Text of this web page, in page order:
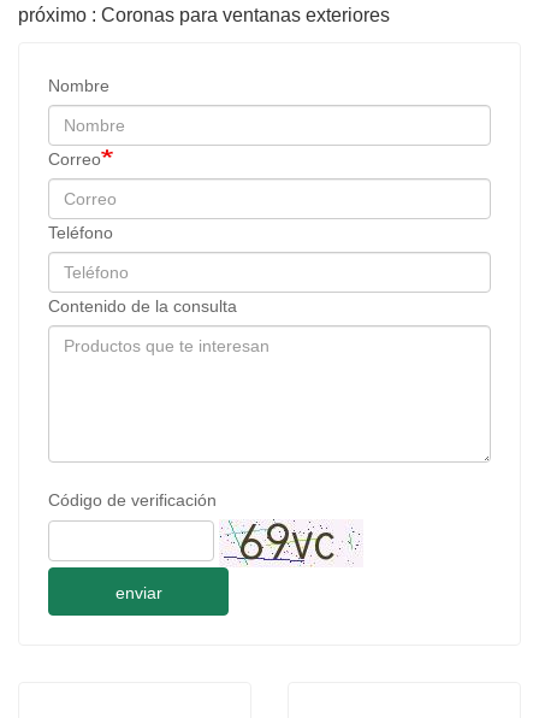
próximo : Coronas para ventanas exteriores
Nombre
Correo
Teléfono
Contenido de la consulta
Código de verificación
enviar